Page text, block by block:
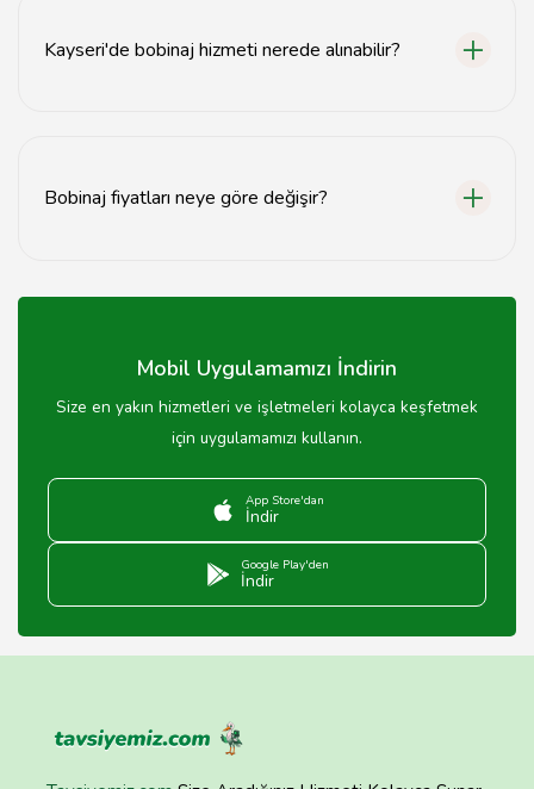
Kayseri'de bobinaj hizmeti nerede alınabilir?
Bobinaj fiyatları neye göre değişir?
gereksinimlerine ve işçilik maliyetlerine göre değişiklik
Mobil Uygulamamızı İndirin
Size en yakın hizmetleri ve işletmeleri kolayca keşfetmek
için uygulamamızı kullanın.
App Store'dan
İndir
Google Play'den
İndir